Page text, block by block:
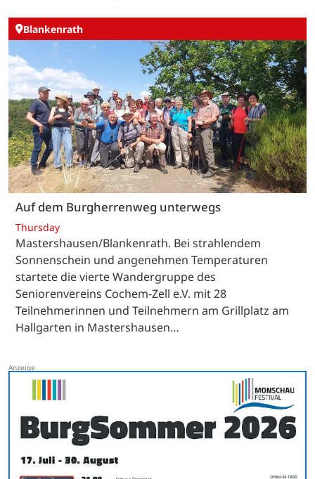
Blankenrath
Auf dem Burgherrenweg unterwegs
Thursday
Mastershausen/Blankenrath. Bei strahlendem
Sonnenschein und angenehmen Temperaturen
startete die vierte Wandergruppe des
Seniorenvereins Cochem-Zell e.V. mit 28
Teilnehmerinnen und Teilnehmern am Grillplatz am
Hallgarten in Mastershausen…